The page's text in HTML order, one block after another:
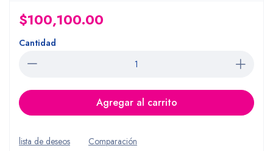
$100,100.00
Cantidad
Agregar al carrito
lista de deseos Comparación